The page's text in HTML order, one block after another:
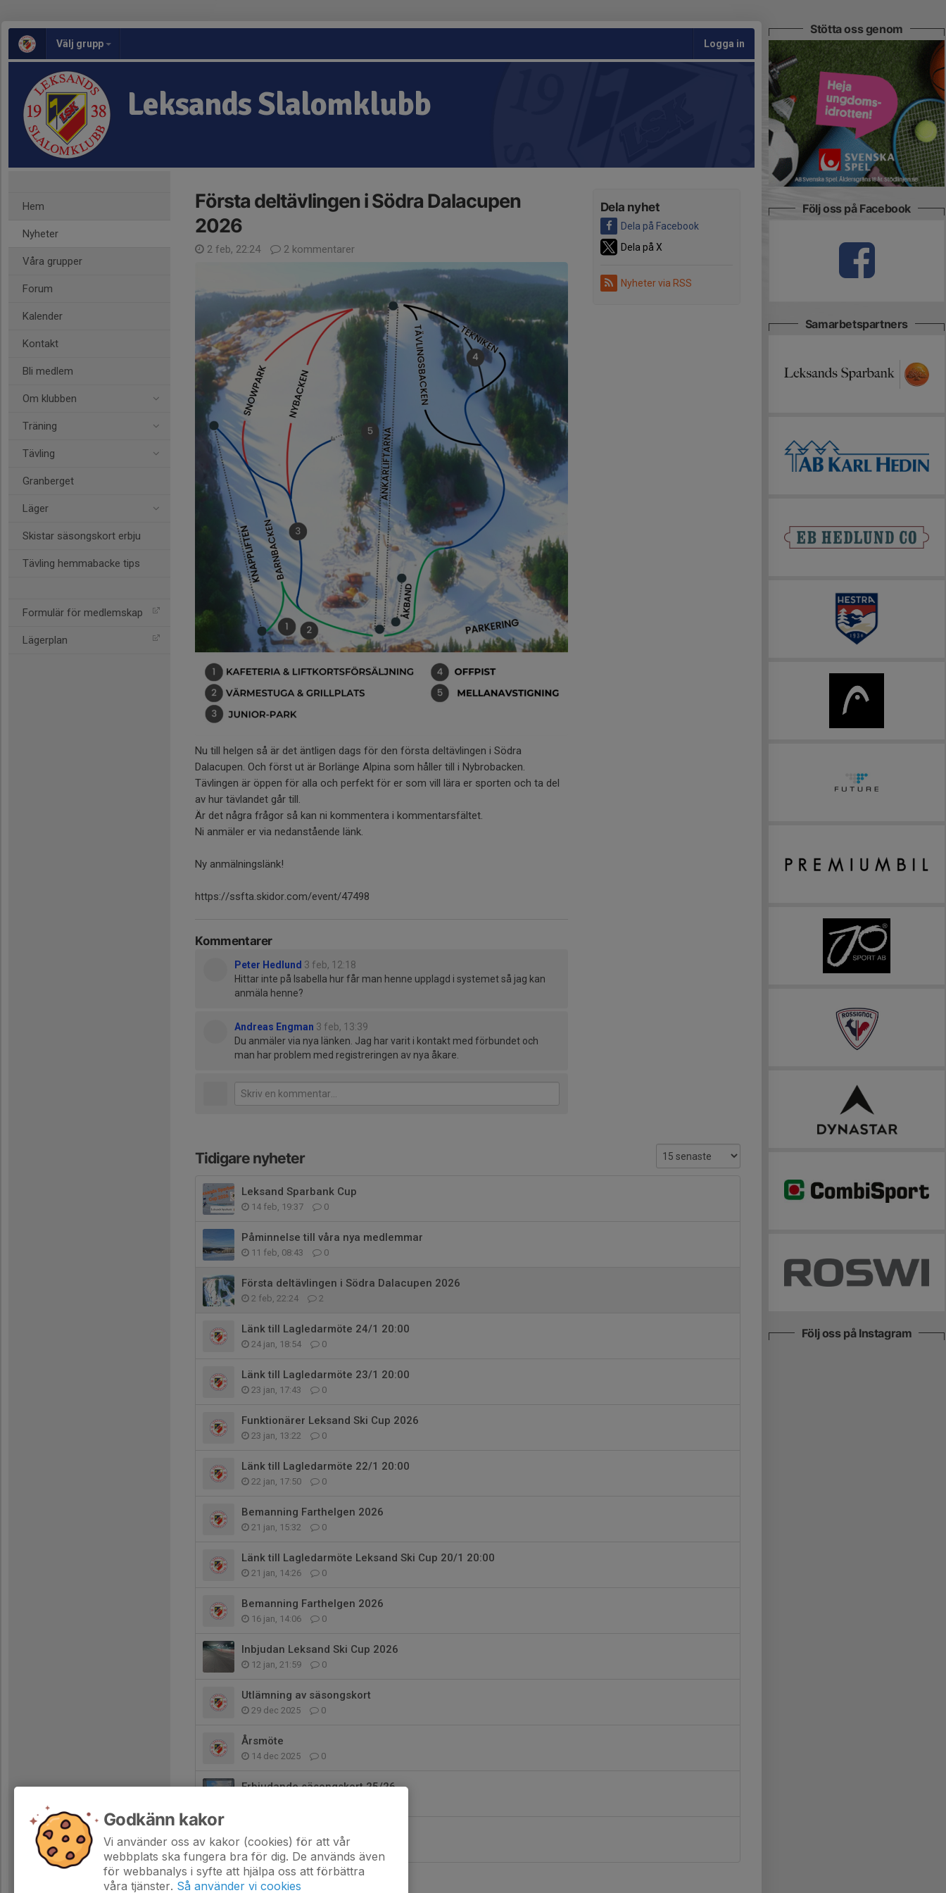
Välj grupp Logga in
Leksands Slalomklubb
Hem
Nyheter
Våra grupper
Forum
Kalender
Kontakt
Bli medlem
Om klubben
Träning
Tävling
Granberget
Läger
Skistar säsongskort erbju
Tävling hemmabacke tips
Formulär för medlemskap
Lägerplan
Dela nyhet
Dela på Facebook
Dela på X
Nyheter via RSS
Första deltävlingen i Södra Dalacupen
2026
2 feb, 22:24 2 kommentarer
Nu till helgen så är det äntligen dags för den första deltävlingen i Södra
Dalacupen. Och först ut är Borlänge Alpina som håller till i Nybrobacken.
Tävlingen är öppen för alla och perfekt för er som vill lära er sporten och ta del
av hur tävlandet går till.
Är det några frågor så kan ni kommentera i kommentarsfältet.
Ni anmäler er via nedanstående länk.
Ny anmälningslänk!
https://ssfta.skidor.com/event/47498
Kommentarer
Peter Hedlund 3 feb, 12:18
Hittar inte på Isabella hur får man henne upplagd i systemet så jag kan
anmäla henne?
Andreas Engman 3 feb, 13:39
Du anmäler via nya länken. Jag har varit i kontakt med förbundet och
man har problem med registreringen av nya åkare.
Tidigare nyheter
Leksand Sparbank Cup
14 feb, 19:37 0
Påminnelse till våra nya medlemmar
11 feb, 08:43 0
Första deltävlingen i Södra Dalacupen 2026
2 feb, 22:24 2
Länk till Lagledarmöte 24/1 20:00
24 jan, 18:54 0
Länk till Lagledarmöte 23/1 20:00
23 jan, 17:43 0
Funktionärer Leksand Ski Cup 2026
23 jan, 13:22 0
Länk till Lagledarmöte 22/1 20:00
22 jan, 17:50 0
Bemanning Farthelgen 2026
21 jan, 15:32 0
Länk till Lagledarmöte Leksand Ski Cup 20/1 20:00
21 jan, 14:26 0
Bemanning Farthelgen 2026
16 jan, 14:06 0
Inbjudan Leksand Ski Cup 2026
12 jan, 21:59 0
Utlämning av säsongskort
29 dec 2025 0
Årsmöte
14 dec 2025 0
Erbjudande säsongskort 25/26
16 nov 2025 0
Stötta oss genom
Följ oss på Facebook
Samarbetspartners
Följ oss på Instagram
Godkänn kakor
Vi använder oss av kakor (cookies) för att vår
webbplats ska fungera bra för dig. De används även
för webbanalys i syfte att hjälpa oss att förbättra
våra tjänster. Så använder vi cookies